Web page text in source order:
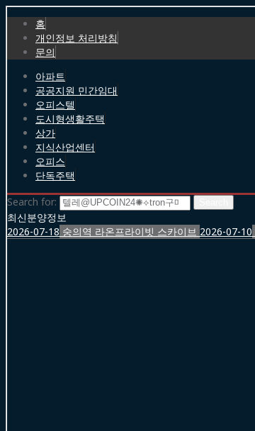
홈
개인정보 처리방침
문의
아파트
공공지원 민간임대
오피스텔
도시형생활주택
상가
지식산업센터
오피스
단독주택
Search for:
최신분양정보
2026-07-18 숭의역 라온프라이빗 스카이브 2026-07-10